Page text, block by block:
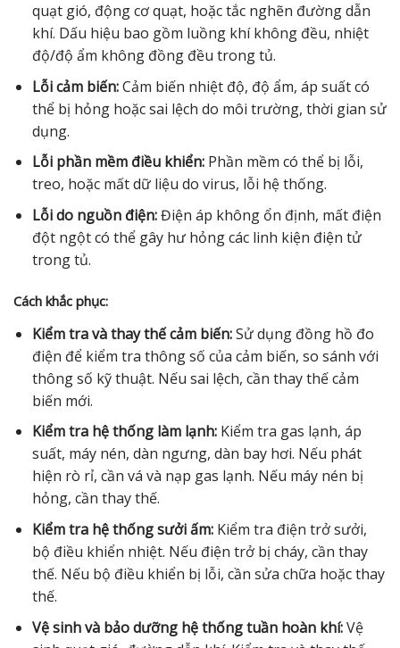
quạt gió, động cơ quạt, hoặc tắc nghẽn đường dẫn
khí. Dấu hiệu bao gồm luồng khí không đều, nhiệt
độ/độ ẩm không đồng đều trong tủ.
Lỗi cảm biến:Cảm biến nhiệt độ, độ ẩm, áp suất có
thể bị hỏng hoặc sai lệch do môi trường, thời gian sử
dụng.
Lỗi phần mềm điều khiển:Phần mềm có thể bị lỗi,
treo, hoặc mất dữ liệu do virus, lỗi hệ thống.
Lỗi do nguồn điện:Điện áp không ổn định, mất điện
đột ngột có thể gây hư hỏng các linh kiện điện tử
trong tủ.
Cách khắc phục:
Kiểm tra và thay thế cảm biến:Sử dụng đồng hồ đo
điện để kiểm tra thông số của cảm biến, so sánh với
thông số kỹ thuật. Nếu sai lệch, cần thay thế cảm
biến mới.
Kiểm tra hệ thống làm lạnh:Kiểm tra gas lạnh, áp
suất, máy nén, dàn ngưng, dàn bay hơi. Nếu phát
hiện rò rỉ, cần vá và nạp gas lạnh. Nếu máy nén bị
hỏng, cần thay thế.
Kiểm tra hệ thống sưởi ấm:Kiểm tra điện trở sưởi,
bộ điều khiển nhiệt. Nếu điện trở bị cháy, cần thay
thế. Nếu bộ điều khiển bị lỗi, cần sửa chữa hoặc thay
thế.
Vệ sinh và bảo dưỡng hệ thống tuần hoàn khí:Vệ